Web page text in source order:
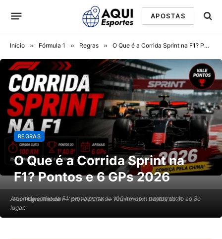
APOSTAS
Início » Fórmula 1 » Regras » O Que é a Corrida Sprint na F1? Pontos e 6 GPs 2026
A corrida sprint da F1: prova curta de 100 km com pontos do 1o ao 8o
lugar.
REGRAS
O Que é a Corrida Sprint na
F1? Pontos e 6 GPs 2026
Por Higor Bissoli 06/06/2026 Atualizado: 04/08/2026